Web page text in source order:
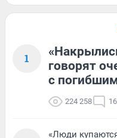
1
говорят
с
224 258
«Люди